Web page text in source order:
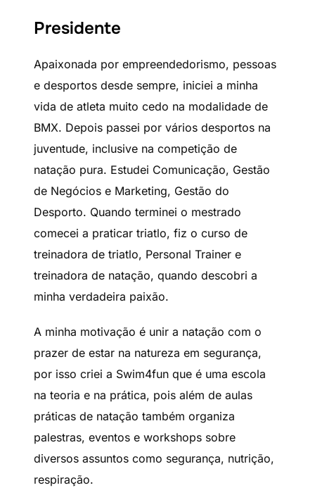
Presidente
Apaixonada por empreendedorismo, pessoas
e desportos desde sempre, iniciei a minha
vida de atleta muito cedo na modalidade de
BMX. Depois passei por vários desportos na
juventude, inclusive na competição de
natação pura. Estudei Comunicação, Gestão
de Negócios e Marketing, Gestão do
Desporto. Quando terminei o mestrado
comecei a praticar triatlo, fiz o curso de
treinadora de triatlo, Personal Trainer e
treinadora de natação, quando descobri a
minha verdadeira paixão.
A minha motivação é unir a natação com o
prazer de estar na natureza em segurança,
por isso criei a Swim4fun que é uma escola
na teoria e na prática, pois além de aulas
práticas de natação também organiza
palestras, eventos e workshops sobre
diversos assuntos como segurança, nutrição,
respiração.